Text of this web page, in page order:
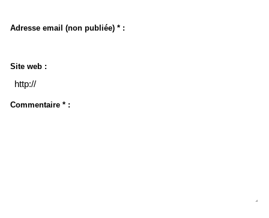
Adresse email (non publiée) * :
Site web :
Commentaire * :